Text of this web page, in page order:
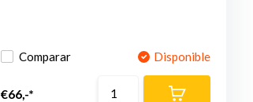
Comparar Disponible
€66,-*